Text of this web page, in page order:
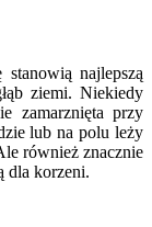
stanowią najlepszą
ziemi. Niekiedy
zamarznięta przy
lub na polu leży
również znacznie
dla korzeni.